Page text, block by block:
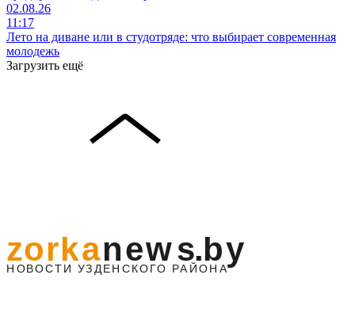
02.08.26
11:17
Лето на диване или в студотряде: что выбирает современная
молодежь
Загрузить ещё